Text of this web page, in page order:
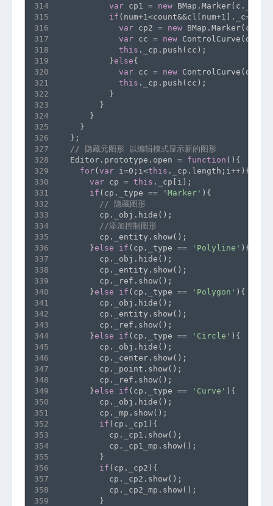
314
315
316
317
318
319
320
321
322
323
324
325
326
327
328
329
330
331
332
333
334
335
336
337
338
339
340
341
342
343
344
345
346
347
348
349
350
351
352
353
354
355
356
357
358
359
var cp1 = new
if (num+1<count&&cl[num+1]._c==
var cp2 = new
var cc = new
this ._cp.push(cc);
          }
else{
var cc = new
this ._cp.push(cc);
          }
        }
      }
    }
  };
// 隐藏元图形 以编辑模式显示新的图形
  Editor.prototype.open =
function (){
for(var i=0;i<this ._cp.length;i++){
var cp = this ._cp[i];
if (cp._type == 'Marker' ){
// 隐藏图形
        cp._obj.hide();
//添加控制图形
        cp._entity.show();
      }
else if (cp._type == 'Polyline' ){
        cp._obj.hide();
        cp._entity.show();
        cp._ref.show();
      }
else if (cp._type == 'Polygon' ){
        cp._obj.hide();
        cp._entity.show();
        cp._ref.show();
      }
else if (cp._type == 'Circle' ){
        cp._obj.hide();
        cp._center.show();
        cp._point.show();
        cp._ref.show();
      }
else if (cp._type == 'Curve' ){
        cp._obj.hide();
        cp._mp.show();
if (cp._cp1){
          cp._cp1.show();
          cp._cp1_mp.show();
        }
if (cp._cp2){
          cp._cp2.show();
          cp._cp2_mp.show();
        }